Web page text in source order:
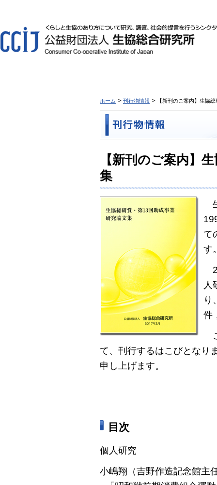
ホーム 刊行物情報 【新刊のご案内】生協
【新刊のご案内】
集
て
す
人
り
件
て、刊行するはこびとなり
申し上げます。
目次
個人研究
小嶋翔（吉野作造記念館主